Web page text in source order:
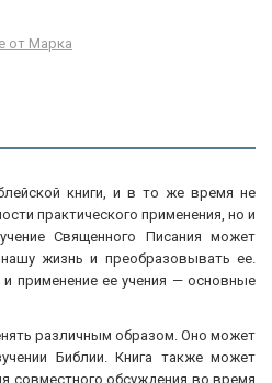
от Марка
книги, и в то же время не
практического применения, но и
Священного Писания может
жизнь и преобразовывать ее.
применение ее учения — основные
различным образом. Оно может
Библии. Книга также может
совместного обсуждения во время